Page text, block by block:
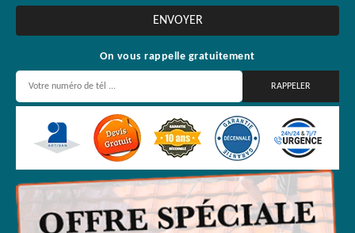
On vous rappelle gratuitement